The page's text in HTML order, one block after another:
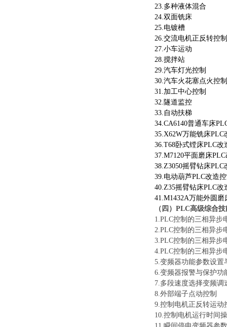
23.多种液体混合
24.双面铣床
25.电镀槽
26.交流电机正反转控制
27.小车运动
28.搅拌站
29.汽车灯光控制
30.汽车火花塞点火控制
31.加工中心控制
32.隧道监控
33.自动扶梯
34.CA6140普通车床
35.X62W万能铣床PLC
36.T68卧式镗床PLC改
37.M7120平面磨床
38.Z3050摇臂钻床PLC
39.电动葫芦PLC改造
40.Z35摇臂钻床PLC改
41.M1432A万能外圆
（ 四 ） PLC高级综合技
1.PLC控制的三相异步
2.PLC控制的三相异步
3.PLC控制的三相异步
4.PLC控制的三相异步
5.变频器功能参数设置
6.变频器报警与保护功
7.多段速度选择变频调
8.外部端子点动控制
9.控制电机正反转运动
10.控制电机运行时间